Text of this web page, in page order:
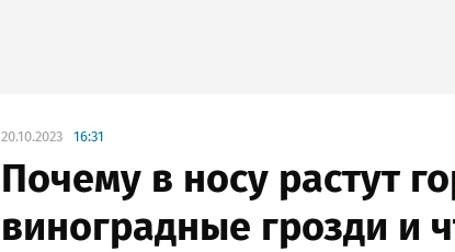
20.10.2023 16:31
Почему в носу растут
виноградные грозди и